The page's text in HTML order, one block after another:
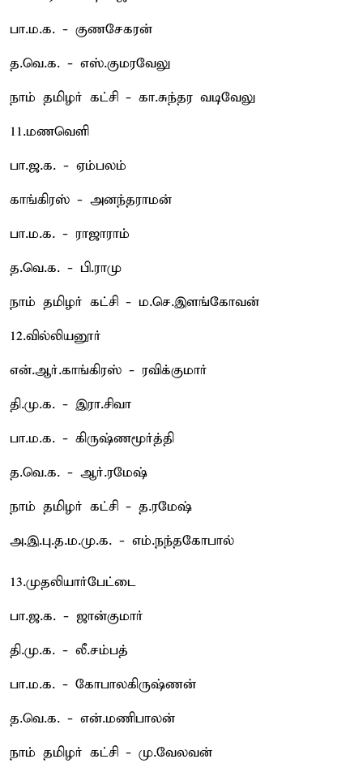
பா.ம.க. - குணசேகரன்
த.வெ.க. - எஸ்.குமரவேலு
நாம் தமிழர் கட்சி - கா.சுந்தர வடிவேலு
11.மணவெளி
பா.ஜ.க. - ஏம்பலம்
காங்கிரஸ் - அனந்தராமன்
பா.ம.க. - ராஜாராம்
த.வெ.க. - பி.ராமு
நாம் தமிழர் கட்சி - ம.செ.இளங்கோவன்
12.வில்லியனூர்
என்.ஆர்.காங்கிரஸ் - ரவிக்குமார்
தி.மு.க. - இரா.சிவா
பா.ம.க. - கிருஷ்ணமூர்த்தி
த.வெ.க. - ஆர்.ரமேஷ்
நாம் தமிழர் கட்சி - த.ரமேஷ்
அ.இ.பு.த.ம.மு.க. - எம்.நந்தகோபால்
13.முதலியார்பேட்டை
பா.ஜ.க. - ஜான்குமார்
தி.மு.க. - லீ.சம்பத்
பா.ம.க. - கோபாலகிருஷ்ணன்
த.வெ.க. - என்.மணிபாலன்
நாம் தமிழர் கட்சி - மு.வேலவன்